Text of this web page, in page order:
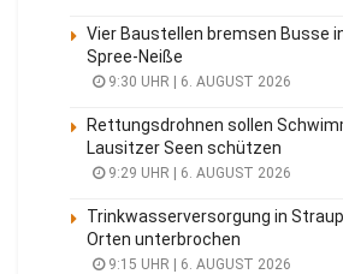
Vier Baustellen bremsen Busse
Spree-Neiße
9:30 UHR | 6. AUGUST 2026
Rettungsdrohnen sollen
Lausitzer Seen schützen
9:29 UHR | 6. AUGUST 2026
Trinkwasserversorgung in
Orten unterbrochen
9:15 UHR | 6. AUGUST 2026